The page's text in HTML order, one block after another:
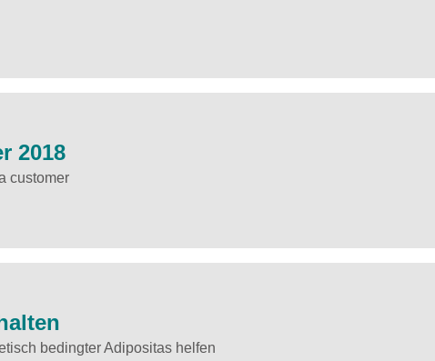
2018
customer
bedingter Adipositas helfen